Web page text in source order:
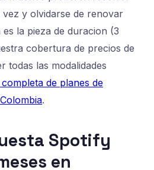
vez y olvidarse de renovar
la pieza de duracion (3
cobertura de precios de
todas las modalidades
de planes de
.
Spotify
en